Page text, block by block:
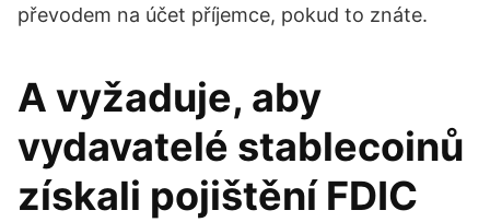
převodem na účet příjemce, pokud to znáte.
A vyžaduje, aby
vydavatelé stablecoinů
získali pojištění FDIC